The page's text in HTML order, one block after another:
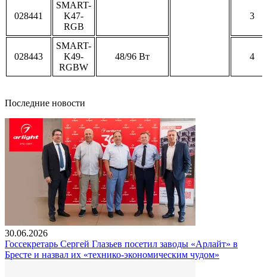
028441
SMART-
K47-
RGB
3
028443
SMART-
K49-
RGBW
48/96 Вт 4
Последние новости
30.06.2026
Госсекретарь Сергей Глазьев посетил заводы «Арлайт» в
Бресте и назвал их «технико-экономическим чудом»